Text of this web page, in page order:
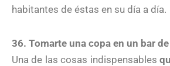
habitantes de éstas en su día a día.
36. Tomarte una copa en un bar
Una de las cosas indispensables